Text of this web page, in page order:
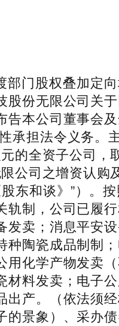
股权叠加定向
份无限公司关
本公司董事会
担法令义务。
的全资子公司，
司之增资认购
东和谈》”）。
制，公司已履
卖；消息平安
陶瓷成品制制
化学产物发卖
料发卖；电子
产。（依法须
景象）、采办